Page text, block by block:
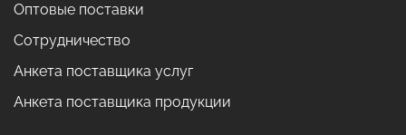
Оптовые поставки
Сотрудничество
Анкета поставщика услуг
Анкета поставщика продукции